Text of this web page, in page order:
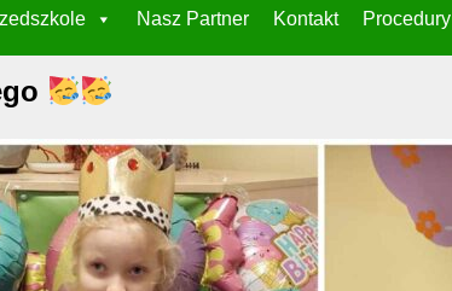
Nasz Partner Kontakt Procedury